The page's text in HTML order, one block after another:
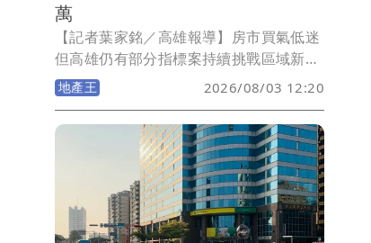
萬
【記者葉家銘／高雄報導】房市買氣低迷
但高雄仍有部分指標案持續挑戰區域新
高，如農16特區國揚集團大樓造鎮案「國
揚鉑御」，位於18樓出現單坪74.39萬
元，改寫社區新高價，同時也是高雄非豪
宅產品新高；而楠梓區遠雄建設推出區段
史上最大造鎮，總銷逾120億元「遠雄蘴
靚」，首批實登曝光單價38.89-46.67萬
元，但均屬低樓層內棟，建案目標未變想
挑戰均價5字頭行情。
地產王 2026/08/03 12:20